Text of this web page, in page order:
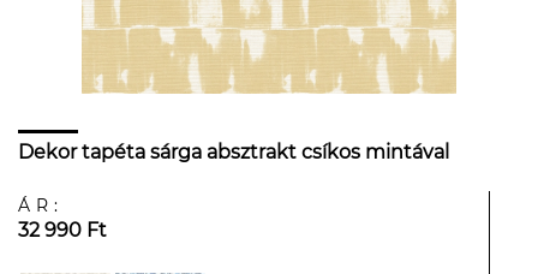
Dekor tapéta sárga absztrakt csíkos mintával
ÁR:
32 990 Ft